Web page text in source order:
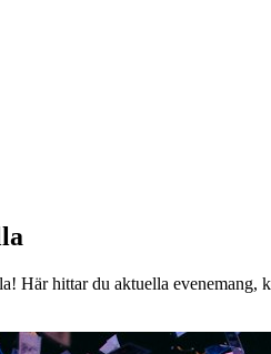
Här hittar du aktuella evenemang,